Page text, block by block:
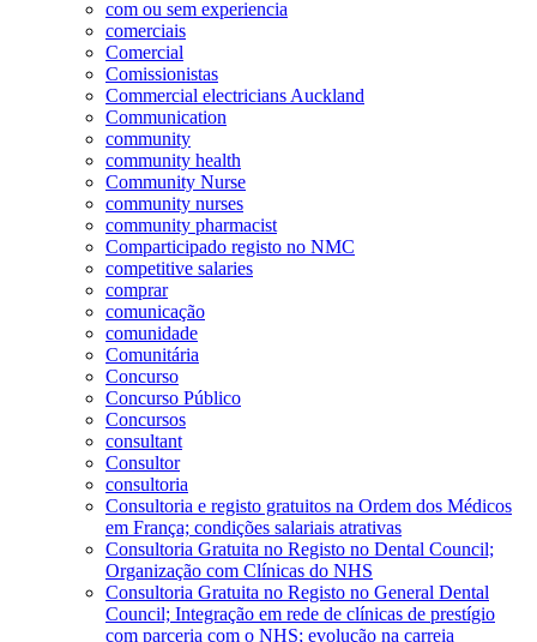
com ou sem experiencia
comerciais
Comercial
Comissionistas
Commercial electricians Auckland
Communication
community
community health
Community Nurse
community nurses
community pharmacist
Comparticipado registo no NMC
competitive salaries
comprar
comunicação
comunidade
Comunitária
Concurso
Concurso Público
Concursos
consultant
Consultor
consultoria
Consultoria e registo gratuitos na Ordem dos Médicos
em França; condições salariais atrativas
Consultoria Gratuita no Registo no Dental Council;
Organização com Clínicas do NHS
Consultoria Gratuita no Registo no General Dental
Council; Integração em rede de clínicas de prestígio
com parceria com o NHS; evolução na carreia